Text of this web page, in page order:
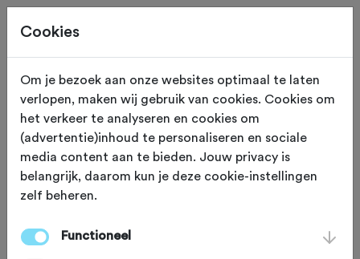
Deze tocht heeft reeds plaatsgevonden op 7-6-2025.
ZATERDAG 7 JUN 2025
Eroica Valkenburg
Cookies
Om je bezoek aan onze websites optimaal te laten
verlopen, maken wij gebruik van cookies. Cookies om
het verkeer te analyseren en cookies om
(advertentie)inhoud te personaliseren en sociale
media content aan te bieden. Jouw privacy is
belangrijk, daarom kun je deze cookie-instellingen
zelf beheren.
Functioneel